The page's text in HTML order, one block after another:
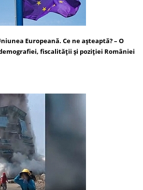
Europeană. Ce ne așteaptă? – O
fiscalității și poziției României